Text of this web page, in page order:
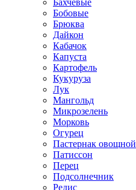
Бахчевые
Бобовые
Брюква
Дайкон
Кабачок
Капуста
Картофель
Кукуруза
Лук
Мангольд
Микрозелень
Морковь
Огурец
Пастернак овощной
Патиссон
Перец
Подсолнечник
Редис